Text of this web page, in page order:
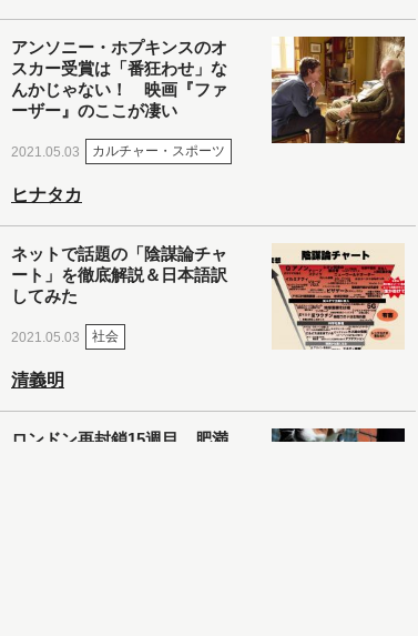
アンソニー・ホプキンスのオ
スカー受賞は「番狂わせ」な
んかじゃない！ 映画『ファ
ーザー』のここが凄い
2021.05.03 カルチャー・スポーツ
ヒナタカ
ネットで話題の「陰謀論チャ
ート」を徹底解説＆日本語訳
してみた
2021.05.03 社会
清義明
ロンドン再封鎖15週目。肥満